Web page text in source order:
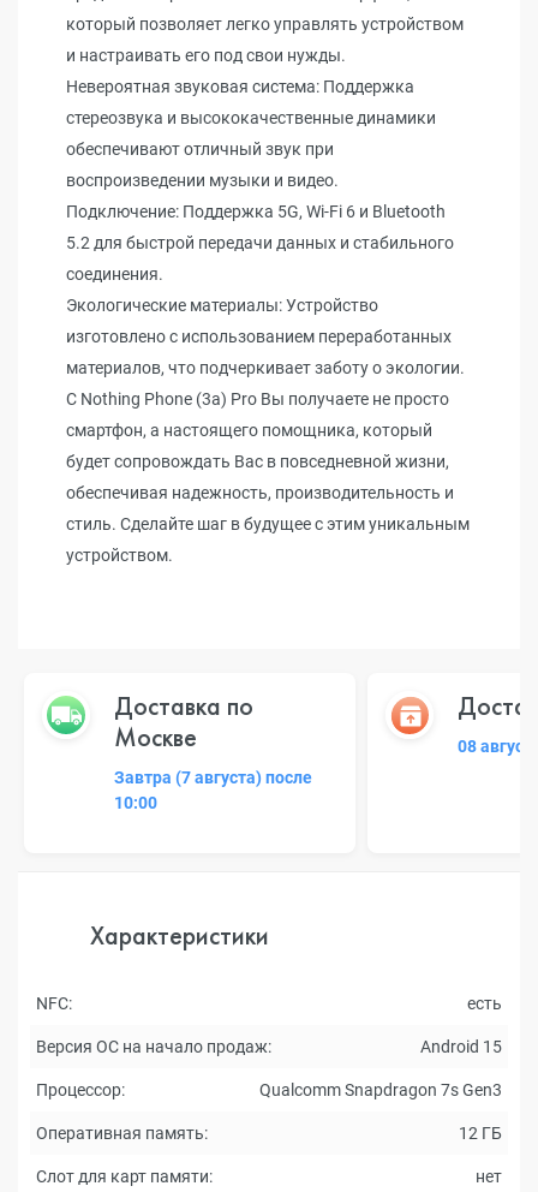
который позволяет легко управлять устройством
и настраивать его под свои нужды.
Невероятная звуковая система: Поддержка
стереозвука и высококачественные динамики
обеспечивают отличный звук при
воспроизведении музыки и видео.
Подключение: Поддержка 5G, Wi-Fi 6 и Bluetooth
5.2 для быстрой передачи данных и стабильного
соединения.
Экологические материалы: Устройство
изготовлено с использованием переработанных
материалов, что подчеркивает заботу о экологии.
С Nothing Phone (3a) Pro Вы получаете не просто
смартфон, а настоящего помощника, который
будет сопровождать Вас в повседневной жизни,
обеспечивая надежность, производительность и
стиль. Сделайте шаг в будущее с этим уникальным
устройством.
Доставка по
Москве
Завтра (7 августа) после
10:00
08
Характеристики
NFC: есть
Версия ОС на начало продаж: Android 15
Процессор: Qualcomm Snapdragon 7s Gen3
Оперативная память: 12 ГБ
Слот для карт памяти: нет